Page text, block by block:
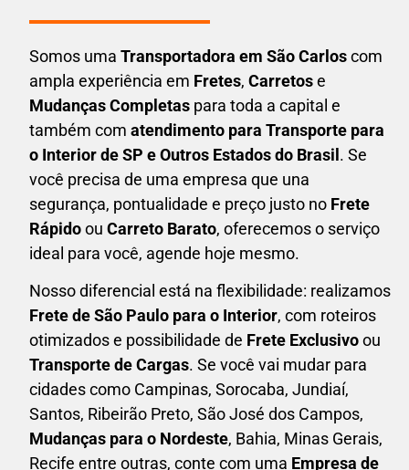
Somos uma Transportadora em São Carloscom
ampla experiência em Fretes, Carretose
Mudanças Completas para toda a capital e
também com atendimento para Transporte para
o Interior de SP e Outros Estados do Brasil. Se
você precisa de uma empresa que una
segurança, pontualidade e preço justo no Frete
Rápidoou Carreto Barato, oferecemos o serviço
ideal para você, agende hoje mesmo.
Nosso diferencial está na flexibilidade: realizamos
Frete de São Paulo para o Interior, com roteiros
otimizados e possibilidade de Frete Exclusivoou
Transporte de Cargas. Se você vai mudar para
cidades como Campinas, Sorocaba, Jundiaí,
Santos, Ribeirão Preto, São José dos Campos,
Mudanças para o Nordeste, Bahia, Minas Gerais,
Recife entre outras, conte com uma Empresa de